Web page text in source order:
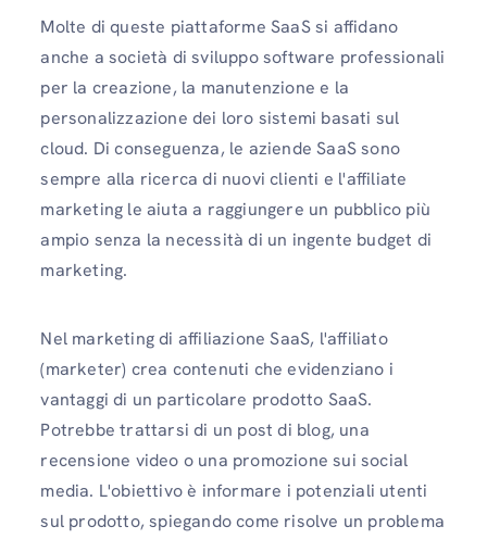
Molte di queste piattaforme SaaS si affidano
anche a società di sviluppo software professionali
per la creazione, la manutenzione e la
personalizzazione dei loro sistemi basati sul
cloud. Di conseguenza, le aziende SaaS sono
sempre alla ricerca di nuovi clienti e l'affiliate
marketing le aiuta a raggiungere un pubblico più
ampio senza la necessità di un ingente budget di
marketing.
Nel marketing di affiliazione SaaS, l'affiliato
(marketer) crea contenuti che evidenziano i
vantaggi di un particolare prodotto SaaS.
Potrebbe trattarsi di un post di blog, una
recensione video o una promozione sui social
media. L'obiettivo è informare i potenziali utenti
sul prodotto, spiegando come risolve un problema